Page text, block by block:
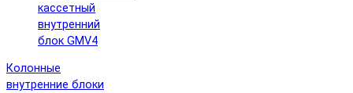
кассетный
внутренний
блок GMV4
Колонные
внутренние блоки